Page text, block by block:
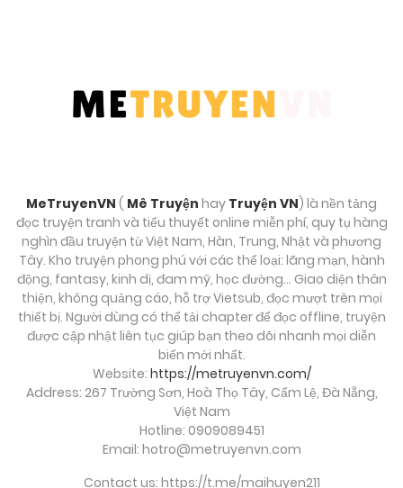
Chương 83
Tháng 9 27, 2025
Chương 81
Tháng 9 27, 2025
Chương 80
Chương 79
Chương 78
MeTruyenVN ( Mê Truyện hay Truyện VN) là nền tảng
đọc truyện tranh và tiểu thuyết online miễn phí, quy tụ hàng
nghìn đầu truyện từ Việt Nam, Hàn, Trung, Nhật và phương
Tây. Kho truyện phong phú với các thể loại: lãng mạn, hành
động, fantasy, kinh dị, đam mỹ, học đường… Giao diện thân
thiện, không quảng cáo, hỗ trợ Vietsub, đọc mượt trên mọi
thiết bị. Người dùng có thể tải chapter để đọc offline, truyện
được cập nhật liên tục giúp bạn theo dõi nhanh mọi diễn
biến mới nhất.
Website: https://metruyenvn.com/
Address: 267 Trường Sơn, Hoà Thọ Tây, Cẩm Lệ, Đà Nẵng,
Việt Nam
Hotline: 0909089451
Email: hotro@metruyenvn.com
Contact us: https://t.me/maihuyen211